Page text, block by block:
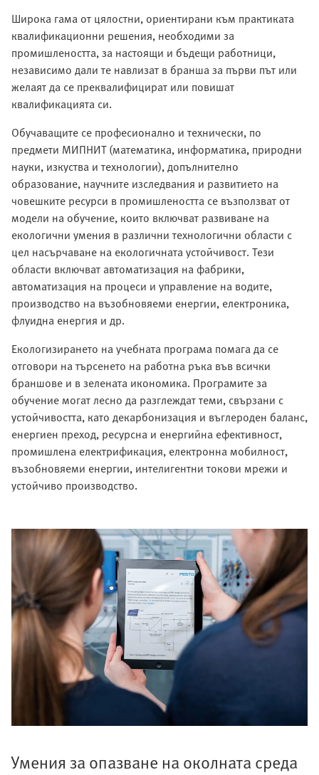
Широка гама от цялостни, ориентирани към практиката
квалификационни решения, необходими за
промишлеността, за настоящи и бъдещи работници,
независимо дали те навлизат в бранша за първи път или
желаят да се преквалифицират или повишат
квалификацията си.
Обучаващите се професионално и технически, по
предмети МИПНИТ (математика, информатика, природни
науки, изкуства и технологии), допълнително
образование, научните изследвания и развитието на
човешките ресурси в промишлеността се възползват от
модели на обучение, които включват развиване на
екологични умения в различни технологични области с
цел насърчаване на екологичната устойчивост. Тези
области включват автоматизация на фабрики,
автоматизация на процеси и управление на водите,
производство на възобновяеми енергии, електроника,
флуидна енергия и др.
Екологизирането на учебната програма помага да се
отговори на търсенето на работна ръка във всички
браншове и в зелената икономика. Програмите за
обучение могат лесно да разглеждат теми, свързани с
устойчивостта, като декарбонизация и въглероден баланс,
енергиен преход, ресурсна и енергийна ефективност,
промишлена електрификация, електронна мобилност,
възобновяеми енергии, интелигентни токови мрежи и
устойчиво производство.
Умения за опазване на околната среда